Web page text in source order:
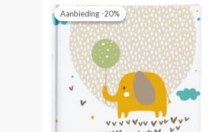
Aanbieding -20%
Aanbieding -20%
prijs
was:
€14,95.
prijs
is:
€11,95.